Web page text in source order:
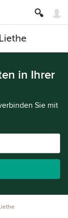
in Ihrer
Sie mit